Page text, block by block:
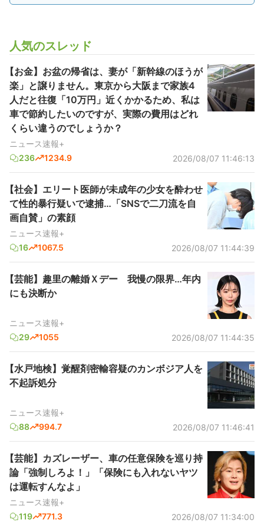
人気のスレッド
【お金】お盆の帰省は、妻が「新幹線のほうが
楽」と譲りません。東京から大阪まで家族4
人だと往復「10万円」近くかかるため、私は
車で節約したいのですが、実際の費用はどれ
くらい違うのでしょうか？
ニュース速報+
236
1234.9 2026/08/07 11:46:13
【社会】エリート医師が未成年の少女を酔わせ
て性的暴行疑いで逮捕…「SNSで二刀流を自
画自賛」の素顔
ニュース速報+
16
1067.5 2026/08/07 11:44:39
【芸能】趣里の離婚Ｘデー 我慢の限界…年内
にも決断か
ニュース速報+
29
1055 2026/08/07 11:44:35
【水戸地検】覚醒剤密輸容疑のカンボジア人を
不起訴処分
ニュース速報+
88
994.7 2026/08/07 11:46:41
【芸能】カズレーザー、車の任意保険を巡り持
論「強制しろよ！」「保険にも入れないヤツ
は運転すんなよ」
ニュース速報+
119
771.3 2026/08/07 11:34:00